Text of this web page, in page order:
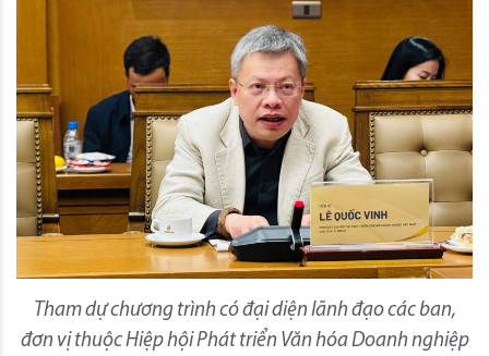
Tham dự chương trình có đại diện lãnh đạo các ban,
đơn vị thuộc Hiệp hội Phát triển Văn hóa Doanh nghiệp